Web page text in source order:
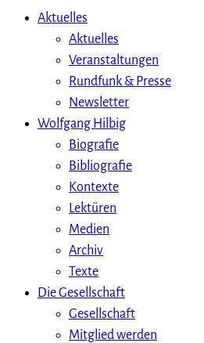
Aktuelles
Aktuelles
Veranstaltungen
Rundfunk & Presse
Newsletter
Wolfgang Hilbig
Biografie
Bibliografie
Kontexte
Lektüren
Medien
Archiv
Texte
Die Gesellschaft
Gesellschaft
Mitglied werden